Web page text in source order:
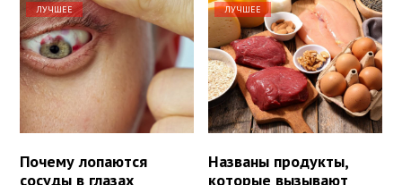
ЛУЧШЕЕ
Почему лопаются
сосуды в глазах
ЛУЧШЕЕ
Названы продукты,
которые вызывают